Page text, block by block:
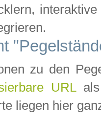
zu den
URLals
liegen hier